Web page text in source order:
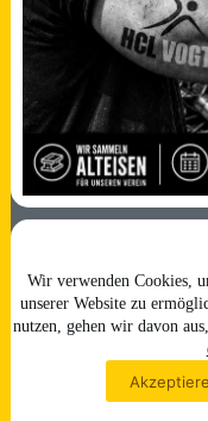
Wir verwenden Cookies,
unserer Website zu
nutzen, gehen wir davon
Impressum